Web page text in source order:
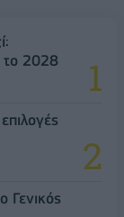
το 2028
Γενικός